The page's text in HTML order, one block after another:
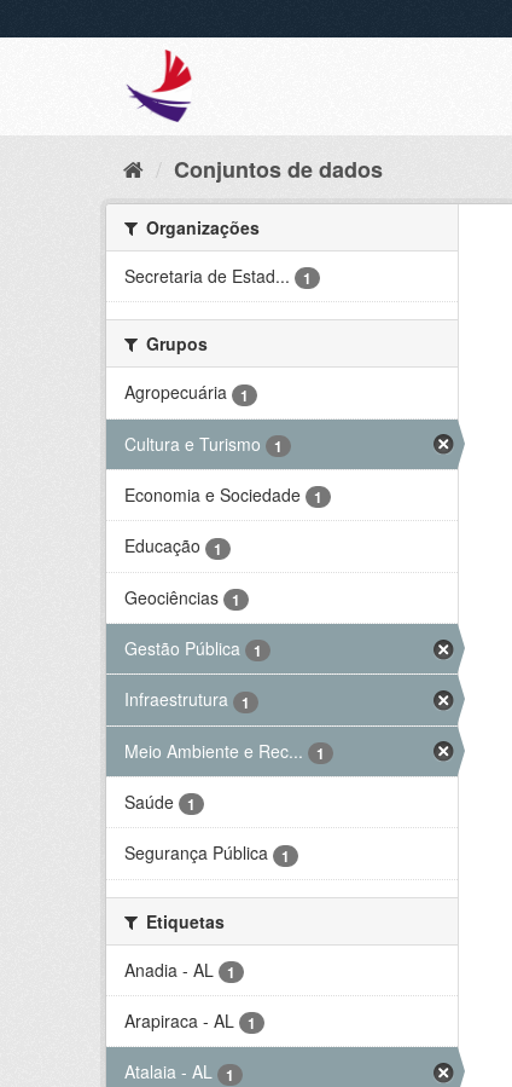
Conjuntos de dados
Organizações
Secretaria de Estad...
1
Grupos
Agropecuária
1
Cultura e Turismo 1
Economia e Sociedade 1
Educação 1
Geociências 1
Gestão Pública 1
Infraestrutura 1
Meio Ambiente e Rec... 1
Saúde 1
Segurança Pública 1
Etiquetas
Anadia - AL
1
Arapiraca - AL 1
Atalaia - AL 1